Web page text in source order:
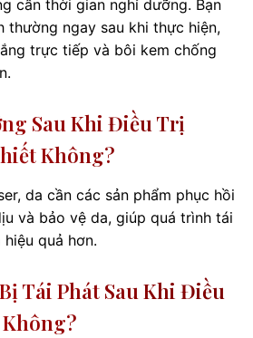
cần thời gian nghỉ dưỡng. Bạn
thường ngay sau khi thực hiện,
trực tiếp và bôi kem chống
Sau Khi Điều Trị
Không?
da cần các sản phẩm phục hồi
và bảo vệ da, giúp quá trình tái
quả hơn.
Tái Phát Sau Khi Điều